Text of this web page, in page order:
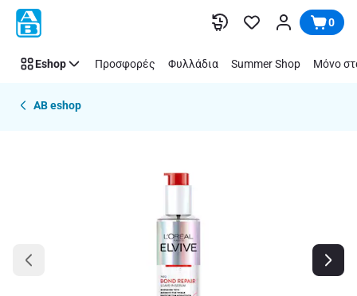
Παράλειψη 0
Eshop Προσφορές Φυλλάδια Summer Shop Μόνο
AB eshop